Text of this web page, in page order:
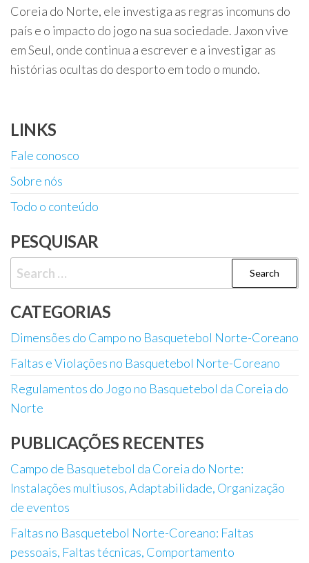
Coreia do Norte, ele investiga as regras incomuns do
país e o impacto do jogo na sua sociedade. Jaxon vive
em Seul, onde continua a escrever e a investigar as
histórias ocultas do desporto em todo o mundo.
LINKS
Fale conosco
Sobre nós
Todo o conteúdo
PESQUISAR
Search
for:
CATEGORIAS
Dimensões do Campo no Basquetebol Norte-Coreano
Faltas e Violações no Basquetebol Norte-Coreano
Regulamentos do Jogo no Basquetebol da Coreia do
Norte
PUBLICAÇÕES RECENTES
Campo de Basquetebol da Coreia do Norte:
Instalações multiusos, Adaptabilidade, Organização
de eventos
Faltas no Basquetebol Norte-Coreano: Faltas
pessoais, Faltas técnicas, Comportamento